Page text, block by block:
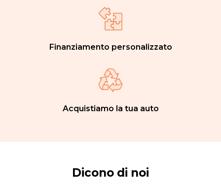
Finanziamento personalizzato
Acquistiamo la tua auto
Dicono di noi